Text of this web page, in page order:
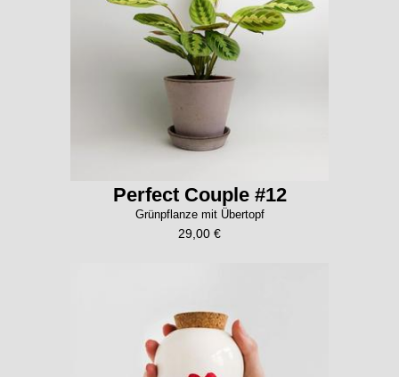
Perfect Couple #12
Grünpflanze mit Übertopf
29,00 €